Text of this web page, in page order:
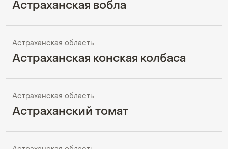
Астраханская вобла
Астраханская область
Астраханская конская колбаса
Астраханская область
Астраханский томат